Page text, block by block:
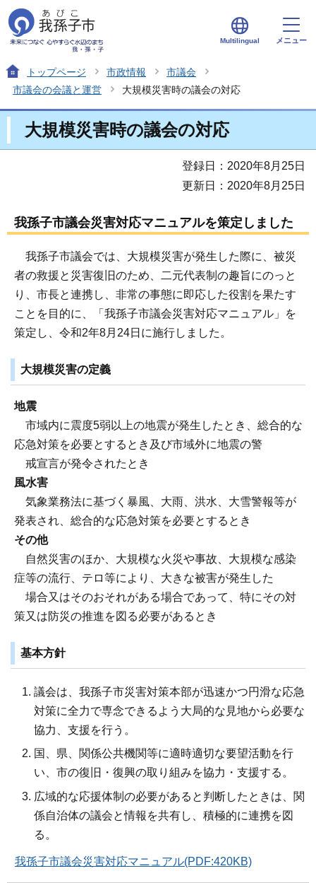
Multilingual メニュー
トップページ 市政情報
市議会
市議会の会議と運営
大規模災害時の議会の対応
大規模災害時の議会の対応
登録日：2020年8月25日
更新日：2020年8月25日
我孫子市議会災害対応マニュアルを策定しました
我孫子市議会では、大規模災害が発生した際に、被災
者の救援と災害復旧のため、二元代表制の趣旨にのっと
り、市長と連携し、非常の事態に即応した役割を果たす
ことを目的に、「我孫子市議会災害対応マニュアル」を
策定し、令和2年8月24日に施行しました。
大規模災害の定義
地震
市域内に震度5弱以上の地震が発生したとき、総合的な
応急対策を必要とするとき及び市域外に地震の警
戒宣言が発令されたとき
風水害
気象業務法に基づく暴風、大雨、洪水、大雪警報等が
発表され、総合的な応急対策を必要とするとき
その他
自然災害のほか、大規模な火災や事故、大規模な感染
症等の流行、テロ等により、大きな被害が発生した
場合又はそのおそれがある場合であって、特にその対
策又は防災の推進を図る必要があるとき
基本方針
議会は、我孫子市災害対策本部が迅速かつ円滑な応急
対策に全力で専念できるよう大局的な見地から必要な
協力、支援を行う。
国、県、関係公共機関等に適時適切な要望活動を行
い、市の復旧・復興の取り組みを協力・支援する。
広域的な応援体制の必要があると判断したときは、関
係自治体の議会と情報を共有し、積極的に連携を図
る。
我孫子市議会災害対応マニュアル(PDF:420KB)